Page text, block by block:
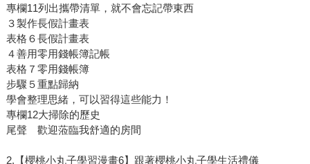
專欄11列出攜帶清單，就不會忘記帶東西
３製作長假計畫表
表格６長假計畫表
４善用零用錢帳簿記帳
表格７零用錢帳簿
步驟５重點歸納
學會整理思緒，可以習得這些能力！
專欄12大掃除的歷史
尾聲 歡迎蒞臨我舒適的房間
2.【櫻桃小丸子學習漫畫6】跟著櫻桃小丸子學生活禮儀